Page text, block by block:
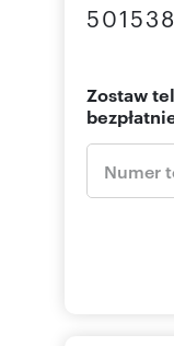
501538
Zostaw